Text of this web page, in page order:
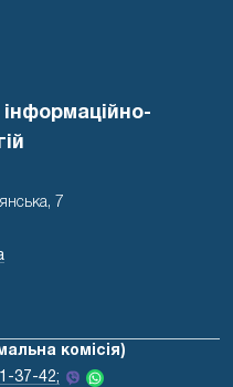
7
комісія)
37-42;